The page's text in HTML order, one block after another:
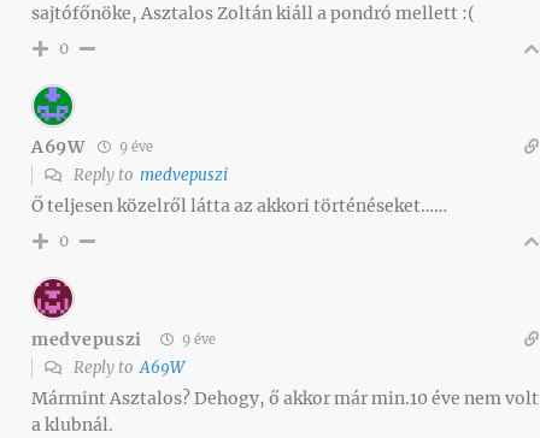
sajtófőnöke, Asztalos Zoltán kiáll a pondró mellett :(
0
A69W 9 éve
Reply to medvepuszi
Ő teljesen közelről látta az akkori történéseket……
0
medvepuszi 9 éve
Reply toA69W
Mármint Asztalos? Dehogy, ő akkor már min.10 éve nem volt
a klubnál.